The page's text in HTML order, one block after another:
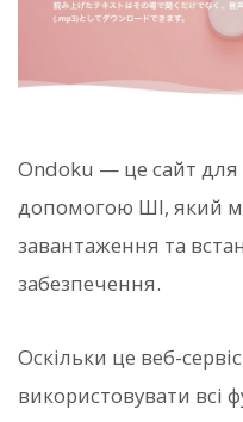
Ondoku — це сайт для
допомогою ШІ, який
завантаження та
забезпечення.
Оскільки це веб-
використовувати всі